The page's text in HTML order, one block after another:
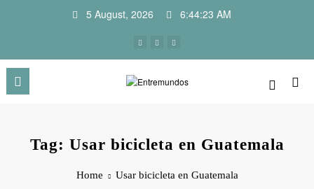
5 August, 2026 6:44:23 AM
Tag: Usar bicicleta en Guatemala
Home Usar bicicleta en Guatemala